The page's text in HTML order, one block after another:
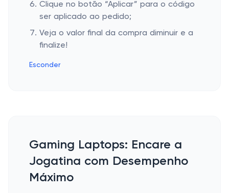
Clique no botão “Aplicar” para o código
ser aplicado ao pedido;
Veja o valor final da compra diminuir e a
finalize!
Esconder
Gaming Laptops: Encare a
Jogatina com Desempenho
Máximo